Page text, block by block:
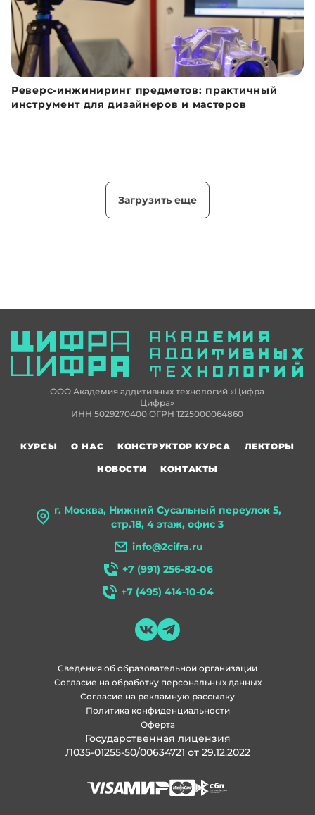
Реверс-инжиниринг предметов: практичный
инструмент для дизайнеров и мастеров
Загрузить еще
ООО Академия аддитивных технологий «Цифра
Цифра»
ИНН 5029270400 ОГРН 1225000064860
г. Москва, Нижний Сусальный переулок 5,
стр.18, 4 этаж, офис 3
info@2cifra.ru
+7 (991) 256-82-06
+7 (495) 414-10-04
КУРСЫ О НАС КОНСТРУКТОР КУРСА
ЛЕКТОРЫ
НОВОСТИ
КОНТАКТЫ
Политика конфиденциальности
Согласие на рекламную рассылку
Согласие на обработку персональных данных
Сведения об образовательной организации
Оферта
Государственная лицензия
Л035-01255-50/00634721 от 29.12.2022